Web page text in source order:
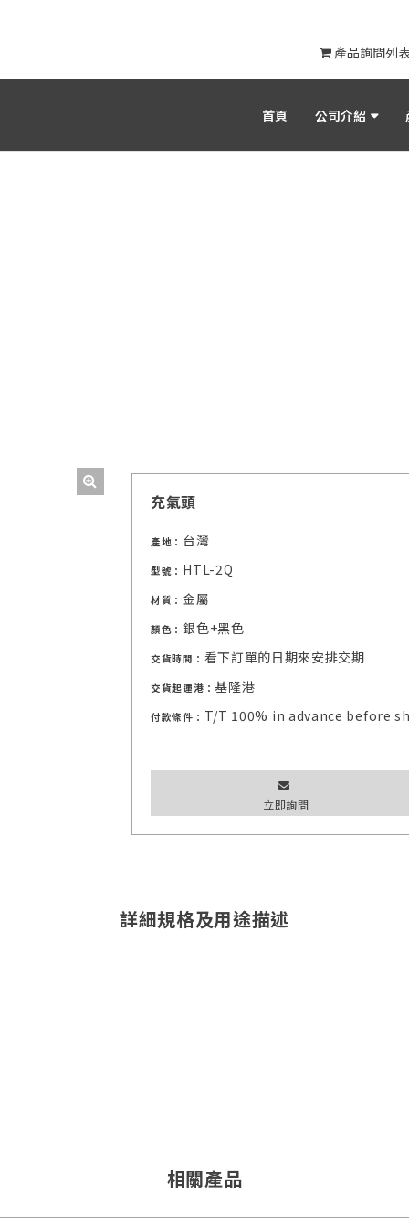
產品詢問列
首頁 公司介紹
充氣頭
產地： 台灣
型號： HTL-2Q
材質：金屬
顏色：銀色+黑色
交貨時間： 看下訂單的日期來安排交期
交貨起運港：基隆港
付款條件： T/T 100% in advance before
立即詢問
詳細規格及用途描述
相關產品